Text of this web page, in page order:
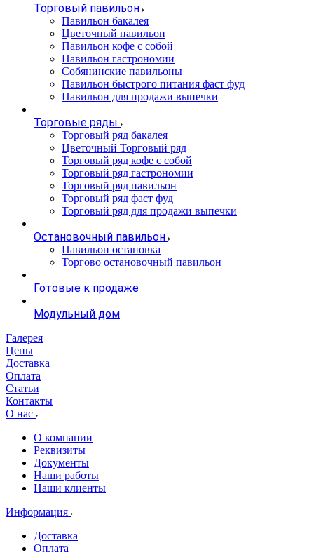
Торговый павильон
Павильон бакалея
Цветочный павильон
Павильон кофе с собой
Павильон гастрономии
Собянинские павильоны
Павильон быстрого питания фаст фуд
Павильон для продажи выпечки
Торговые ряды
Торговый ряд бакалея
Цветочный Торговый ряд
Торговый ряд кофе с собой
Торговый ряд гастрономии
Торговый ряд павильон
Торговый ряд фаст фуд
Торговый ряд для продажи выпечки
Остановочный павильон
Павильон остановка
Торгово остановочный павильон
Готовые к продаже
Модульный дом
Галерея
Цены
Доставка
Оплата
Статьи
Контакты
О нас
О компании
Реквизиты
Документы
Наши работы
Наши клиенты
Информация
Доставка
Оплата